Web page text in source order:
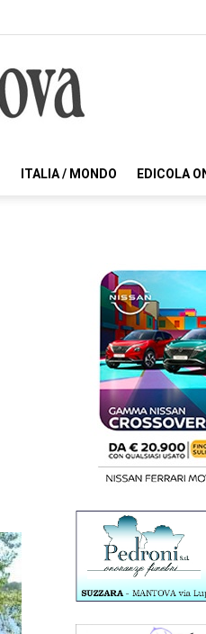
ITALIA / MONDO EDICOLA